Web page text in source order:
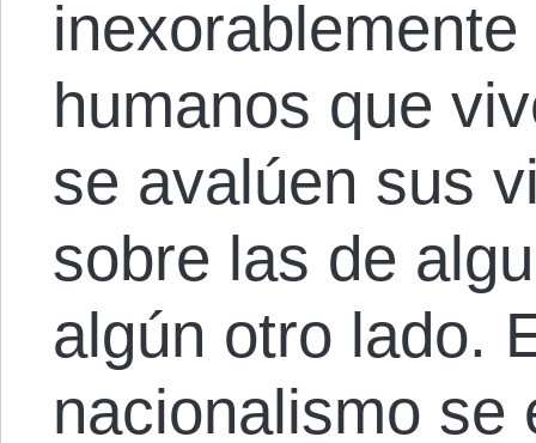
humanos que
se avalúen sus
sobre las de
algún otro lado.
nacionalismo se